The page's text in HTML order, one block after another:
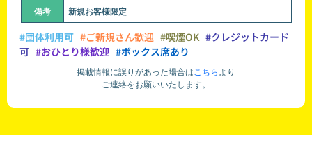
備考 新規お客様限定
#団体利用可 #ご新規さん歓迎 #喫煙OK #クレジットカード
可 #おひとり様歓迎 #ボックス席あり
掲載情報に誤りがあった場合はこちら より
ご連絡をお願いいたします。